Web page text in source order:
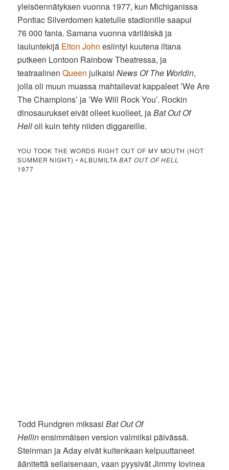
yleisöennätyksen vuonna 1977, kun Michiganissa
Pontiac Silverdomen katetulle stadionille saapui
76 000 fania. Samana vuonna väriläiskä ja
lauluntekijä Elton John esiintyi kuutena iltana
putkeen Lontoon Rainbow Theatressa, ja
teatraalinenQueen julkaisiNews Of The Worldin,
jolla oli muun muassa mahtailevat kappaleet ’We Are
The Champions’ ja ’We Will Rock You’. Rockin
dinosaurukset eivät olleet kuolleet, jaBat Out Of
Helloli kuin tehty niiden diggareille.
YOU TOOK THE WORDS RIGHT OUT OF MY MOUTH (HOT
SUMMER NIGHT) • ALBUMILTABAT OUT OF HELL
1977
Todd Rundgren miksasiBat Out Of
Hellinensimmäisen version valmiiksi päivässä.
Steinman ja Aday eivät kuitenkaan kelpuuttaneet
äänitettä sellaisenaan, vaan pyysivät Jimmy Iovinea